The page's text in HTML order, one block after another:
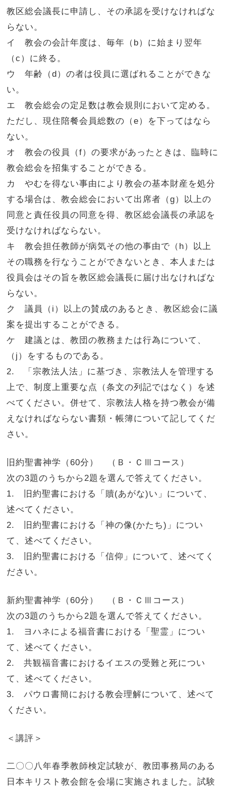
教区総会議長に申請し、その承認を受けなければな
らない。
イ 教会の会計年度は、毎年（b）に始まり翌年
（c）に終る。
ウ 年齢（d）の者は役員に選ばれることができな
い。
エ 教会総会の定足数は教会規則において定める。
ただし、現住陪餐会員総数の（e）を下ってはなら
ない。
オ 教会の役員（f）の要求があったときは、臨時に
教会総会を招集することができる。
カ やむを得ない事由により教会の基本財産を処分
する場合は、教会総会において出席者（g）以上の
同意と責任役員の同意を得、教区総会議長の承認を
受けなければならない。
キ 教会担任教師が病気その他の事由で（h）以上
その職務を行なうことができないとき、本人または
役員会はその旨を教区総会議長に届け出なければな
らない。
ク 議員（i）以上の賛成のあるとき、教区総会に議
案を提出することができる。
ケ 建議とは、教団の教務または行為について、
（j）をするものである。
2. 「宗教法人法」に基づき、宗教法人を管理する
上で、制度上重要な点（条文の列記ではなく）を述
べてください。併せて、宗教法人格を持つ教会が備
えなければならない書類・帳簿について記してくだ
さい。
旧約聖書神学（60分） （Ｂ・ＣⅢコース）
次の3題のうちから2題を選んで答えてください。
1. 旧約聖書における「贖(あがな)い」について、
述べてください。
2. 旧約聖書における「神の像(かたち)」につい
て、述べてください。
3. 旧約聖書における「信仰」について、述べてく
ださい。
新約聖書神学（60分） （Ｂ・ＣⅢコース）
次の3題のうちから2題を選んで答えてください。
1. ヨハネによる福音書における「聖霊」につい
て、述べてください。
2. 共観福音書におけるイエスの受難と死につい
て、述べてください。
3. パウロ書簡における教会理解について、述べて
ください。
＜講評＞
二〇〇八年春季教師検定試験が、教団事務局のある
日本キリスト教会館を会場に実施されました。試験